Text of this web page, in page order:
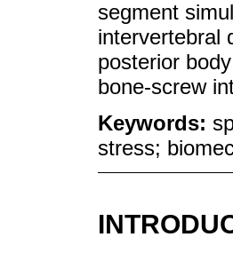
segment
intervertebral
posterior
bone-screw
Keywords:
stress;